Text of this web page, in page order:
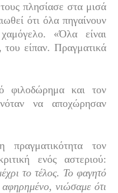
πλησίασε στα μισά
ότι όλα πηγαίνουν
«Όλα είναι
είπαν. Πραγματικά
φιλοδώρημα και τον
να αποχώρησαν
τον
ενός αστεριού:
το τέλος. Το φαγητό
νιώσαμε ότι